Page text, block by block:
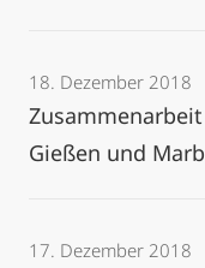
18. Dezember 2018
Gießen und
17. Dezember 2018